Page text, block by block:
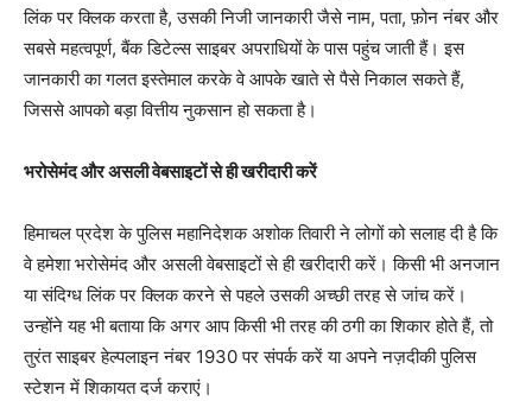
लिंक पर क्लिक करता है, उसकी निजी जानकारी जैसे नाम, पता, फ़ोन नंबर और
सबसे महत्वपूर्ण, बैंक डिटेल्स साइबर अपराधियों के पास पहुंच जाती हैं। इस
जानकारी का गलत इस्तेमाल करके वे आपके खाते से पैसे निकाल सकते हैं,
जिससे आपको बड़ा वित्तीय नुकसान हो सकता है।
भरोसेमंद और असली वेबसाइटों से ही खरीदारी करें
हिमाचल प्रदेश के पुलिस महानिदेशक अशोक तिवारी ने लोगों को सलाह दी है कि
वे हमेशा भरोसेमंद और असली वेबसाइटों से ही खरीदारी करें। किसी भी अनजान
या संदिग्ध लिंक पर क्लिक करने से पहले उसकी अच्छी तरह से जांच करें।
उन्होंने यह भी बताया कि अगर आप किसी भी तरह की ठगी का शिकार होते हैं, तो
तुरंत साइबर हेल्पलाइन नंबर 1930 पर संपर्क करें या अपने नज़दीकी पुलिस
स्टेशन में शिकायत दर्ज कराएं।